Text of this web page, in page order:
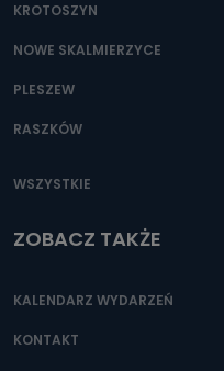
KROTOSZYN
NOWE SKALMIERZYCE
PLESZEW
RASZKÓW
WSZYSTKIE
ZOBACZ TAKŻE
KALENDARZ WYDARZEŃ
KONTAKT